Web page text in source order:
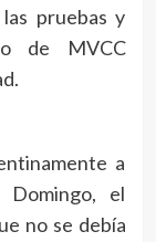
pruebas y
de MVCC
a
el
no se debía